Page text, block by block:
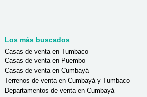
Los más buscados
Casas de venta en Tumbaco
Casas de venta en Puembo
Casas de venta en Cumbayá
Terrenos de venta en Cumbayá y Tumbaco
Departamentos de venta en Cumbayá